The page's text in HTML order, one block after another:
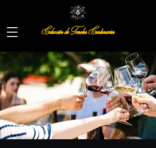
Colección de Toneles Centenarios